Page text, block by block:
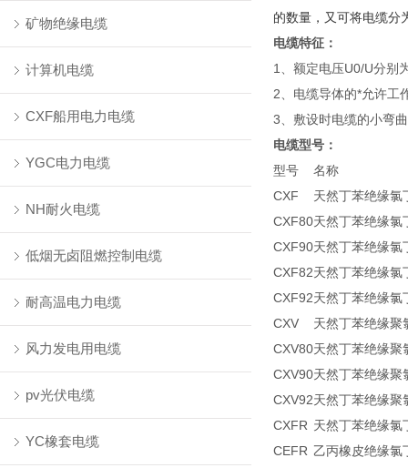
矿物绝缘电缆
计算机电缆
CXF船用电力电缆
YGC电力电缆
NH耐火电缆
低烟无卤阻燃控制电缆
耐高温电力电缆
风力发电用电缆
pv光伏电缆
YC橡套电缆
的数量，又可将电缆分
电缆特征：
1、额定电压U0/U分别
2、电缆导体的*允许工
3、敷设时电缆的小弯
电缆型号：
型号
名称
CXF
天然丁苯绝缘氯
CXF80天然丁苯绝缘氯
CXF90天然丁苯绝缘氯
CXF82天然丁苯绝缘氯
CXF92天然丁苯绝缘氯
CXV
天然丁苯绝缘聚
CXV80天然丁苯绝缘聚
CXV90天然丁苯绝缘聚
CXV92天然丁苯绝缘聚
CXFR 天然丁苯绝缘氯
CEFR 乙丙橡皮绝缘氯